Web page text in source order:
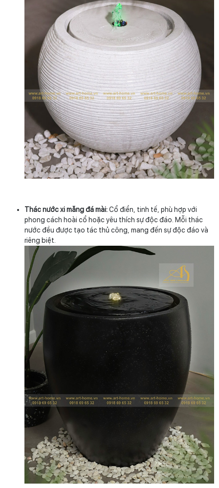
Thác nước xi măng đá mài:Cổ điển, tinh tế, phù hợp với
phong cách hoài cổ hoặc yêu thích sự độc đáo. Mỗi thác
nước đều được tạo tác thủ công, mang đến sự độc đáo và
riêng biệt.